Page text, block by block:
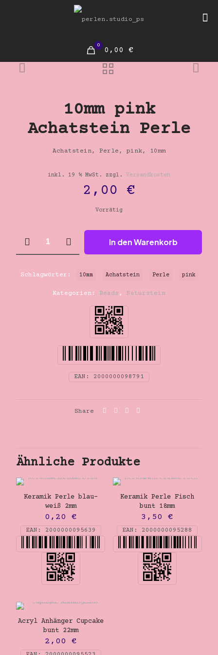
0
0,00 €
10mm pink
Achatstein Perle
Achatstein, Perle, pink, 10mm
inkl. 19 % MwSt. zzgl. Versandkosten
2,00 €
Vorrätig
In den Warenkorb
EAN: 2000000098791
Kategorien: Beads , Naturstein
Schlagwörter: 10mm Achatstein Perle pink
Share
Ähnliche Produkte
Keramik Perle blau-
weiß 2mm
0,20 €
EAN: 2000000095639
Keramik Perle Fisch
bunt 18mm
3,50€
EAN: 2000000095288
Acryl Anhänger Cupcake
bunt 22mm
2,00 €